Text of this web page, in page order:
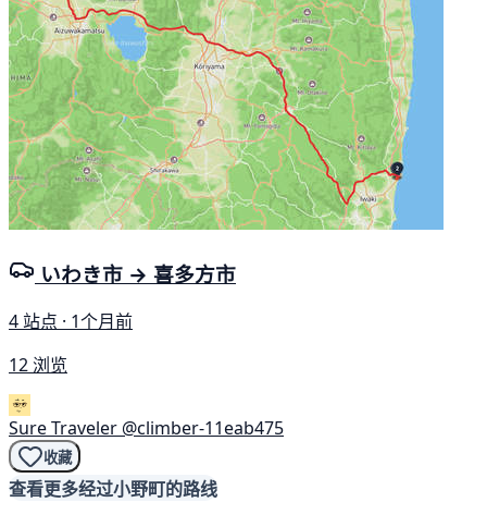
いわき市 → 喜多方市
4 站点 · 1个月前
12 浏览
Sure Traveler @climber-11eab475
收藏
查看更多经过小野町的路线